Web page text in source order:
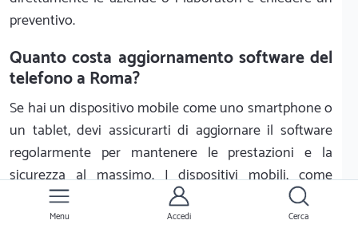
preventivo.
Quanto costa aggiornamento software del
telefono a Roma?
Se hai un dispositivo mobile come uno smartphone o
un tablet, devi assicurarti di aggiornare il software
regolarmente per mantenere le prestazioni e la
sicurezza al massimo. I dispositivi mobili, come
qualsiasi altro computer, ricevono costantemente
nuovi aggiornamenti software che correggono bug,
Menu Accedi Cerca